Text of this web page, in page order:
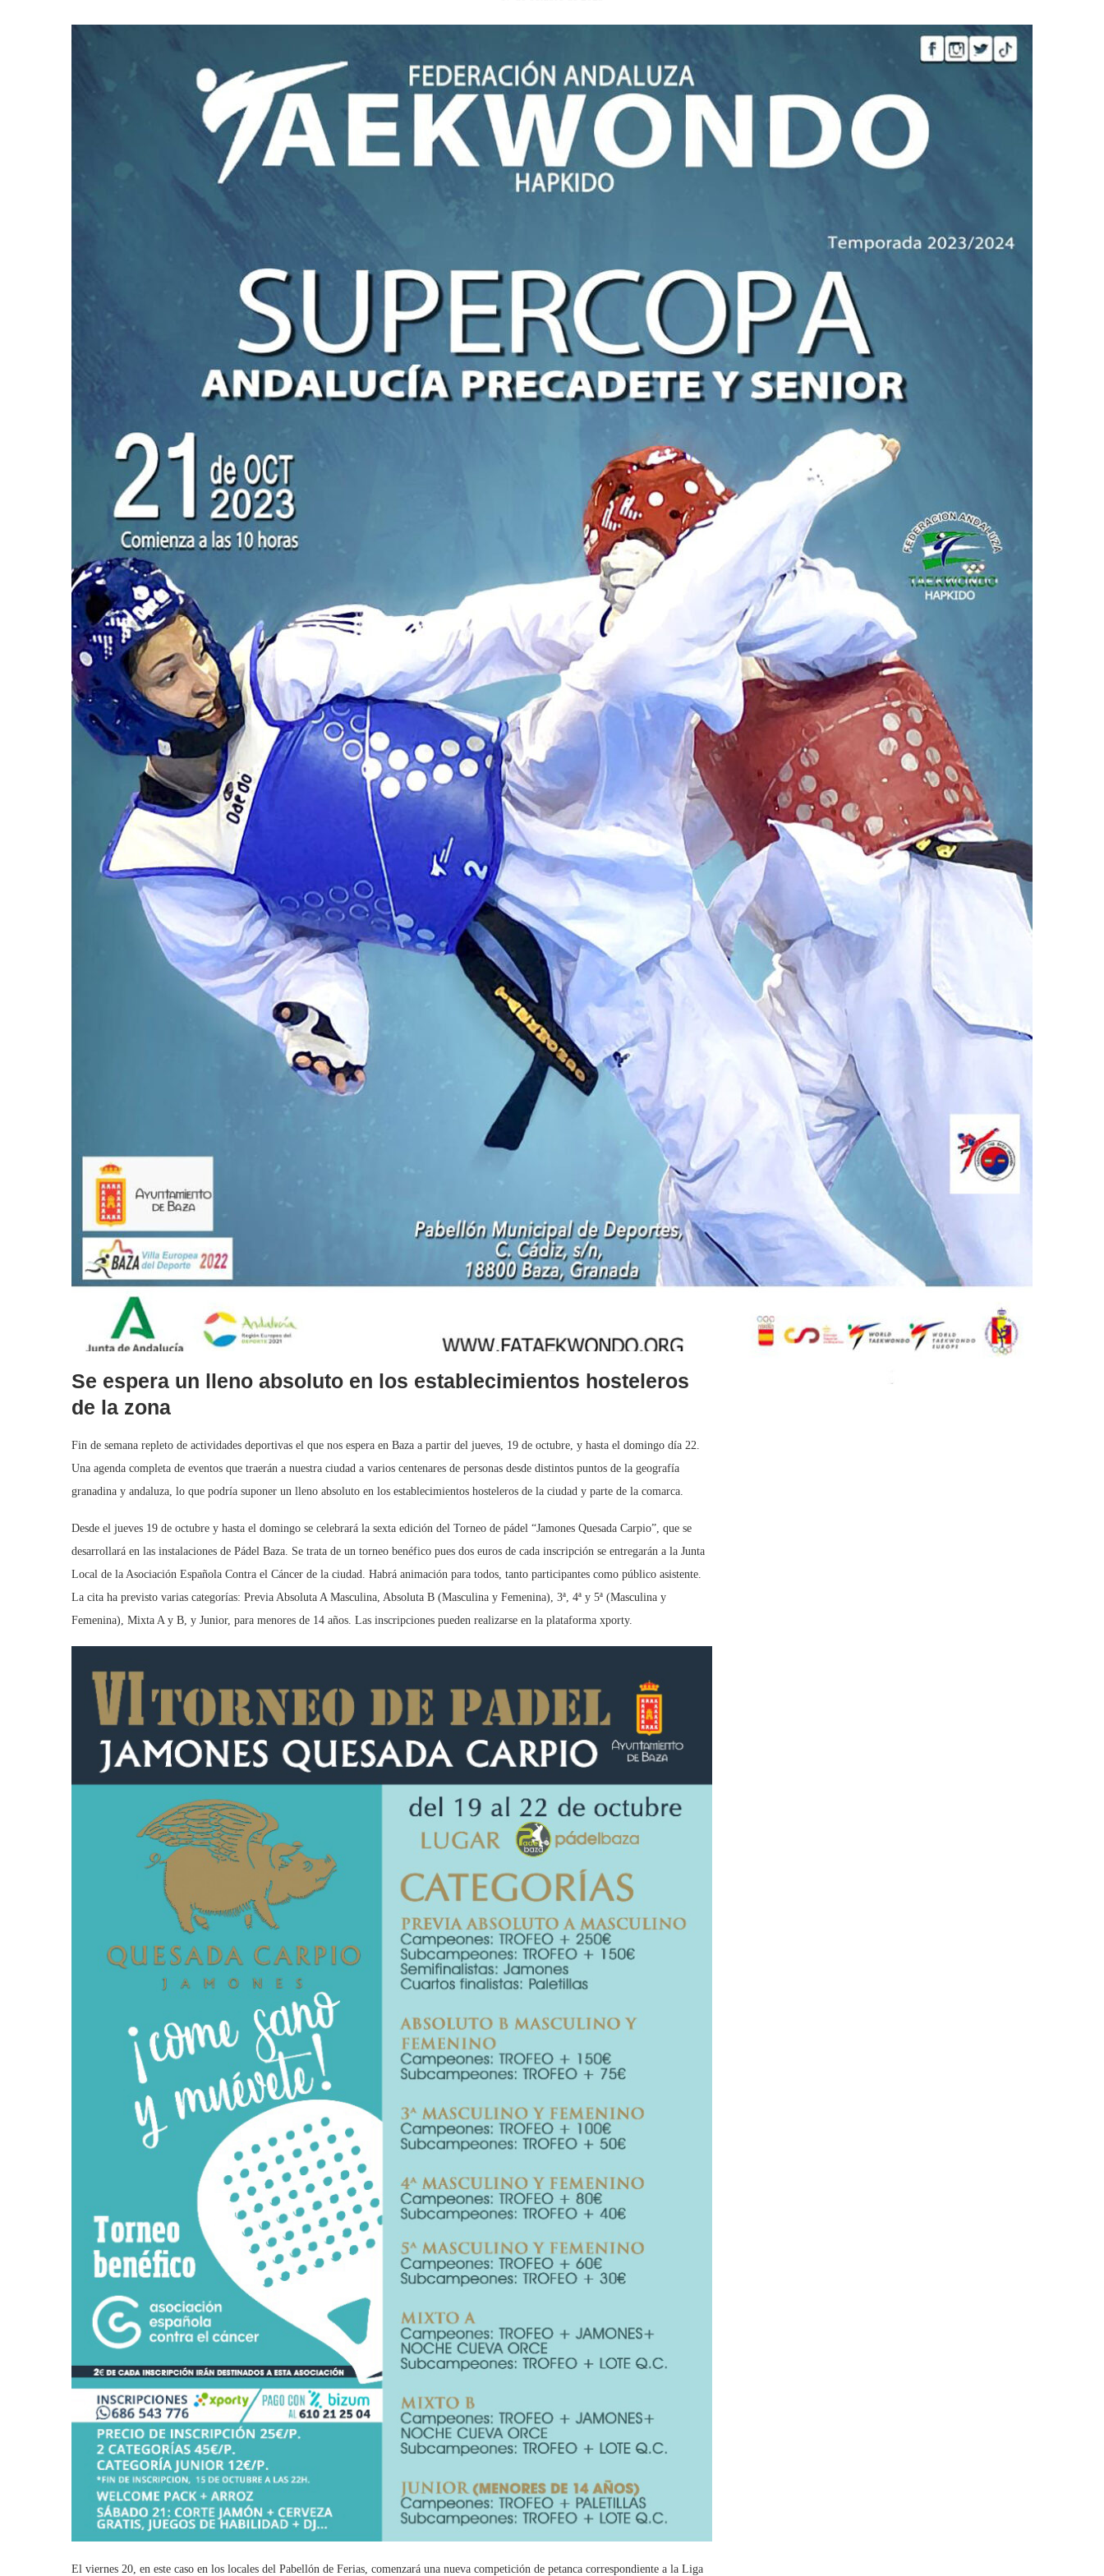
Se espera un lleno absoluto en los establecimientos hosteleros
de la zona
Fin de semana repleto de actividades deportivas el que nos espera en Baza a partir del jueves, 19 de octubre, y hasta el domingo día 22.
Una agenda completa de eventos que traerán a nuestra ciudad a varios centenares de personas desde distintos puntos de la geografía
granadina y andaluza, lo que podría suponer un lleno absoluto en los establecimientos hosteleros de la ciudad y parte de la comarca.
Desde el jueves 19 de octubre y hasta el domingo se celebrará la sexta edición del Torneo de pádel “Jamones Quesada Carpio”, que se
desarrollará en las instalaciones de Pádel Baza. Se trata de un torneo benéfico pues dos euros de cada inscripción se entregarán a la Junta
Local de la Asociación Española Contra el Cáncer de la ciudad. Habrá animación para todos, tanto participantes como público asistente.
La cita ha previsto varias categorías: Previa Absoluta A Masculina, Absoluta B (Masculina y Femenina), 3ª, 4ª y 5ª (Masculina y
Femenina), Mixta A y B, y Junior, para menores de 14 años. Las inscripciones pueden realizarse en la plataforma xporty.
El viernes 20, en este caso en los locales del Pabellón de Ferias, comenzará una nueva competición de petanca correspondiente a la Liga